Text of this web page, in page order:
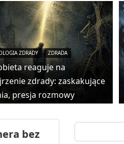
ZDRADY ZDRADA
reaguje na
zdrady: zaskakujące
presja rozmowy
bez
Search for: